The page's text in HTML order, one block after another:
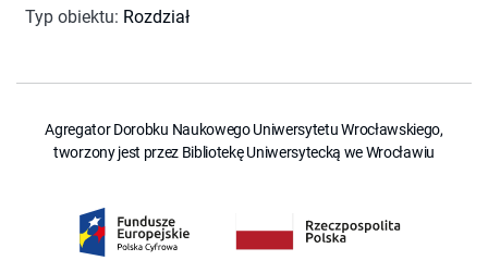
Typ obiektu: Rozdział
Agregator Dorobku Naukowego Uniwersytetu Wrocławskiego,
tworzony jest przez Bibliotekę Uniwersytecką we Wrocławiu